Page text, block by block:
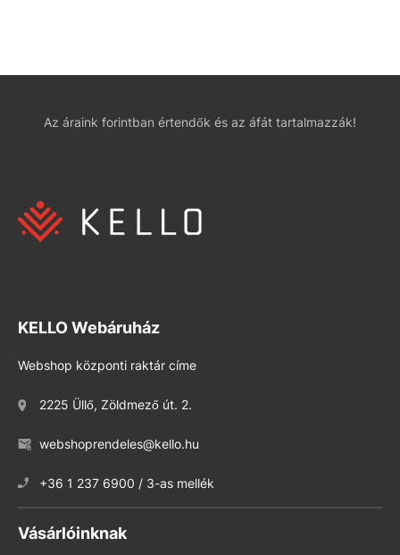
Az áraink forintban értendők és az áfát tartalmazzák!
KELLO Webáruház
Webshop központi raktár címe
2225 Üllő, Zöldmező út. 2.
webshoprendeles@kello.hu
+36 1 237 6900 / 3-as mellék
Vásárlóinknak